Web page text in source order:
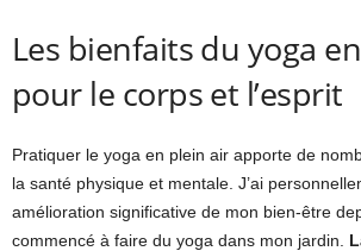
Les bienfaits du yoga
pour le corps et l’esprit
Pratiquer le yoga en plein air apporte de
la santé physique et mentale. J’ai
amélioration significative de mon bien-être
commencé à faire du yoga dans mon jardin.